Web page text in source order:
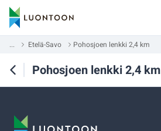
... Etelä-Savo Pohosjoen lenkki 2,4 km
Pohosjoen lenkki 2,4 km